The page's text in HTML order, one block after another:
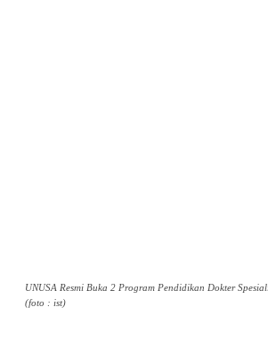
UNUSA Resmi Buka 2 Program Pendidikan Dokter
(foto : ist)